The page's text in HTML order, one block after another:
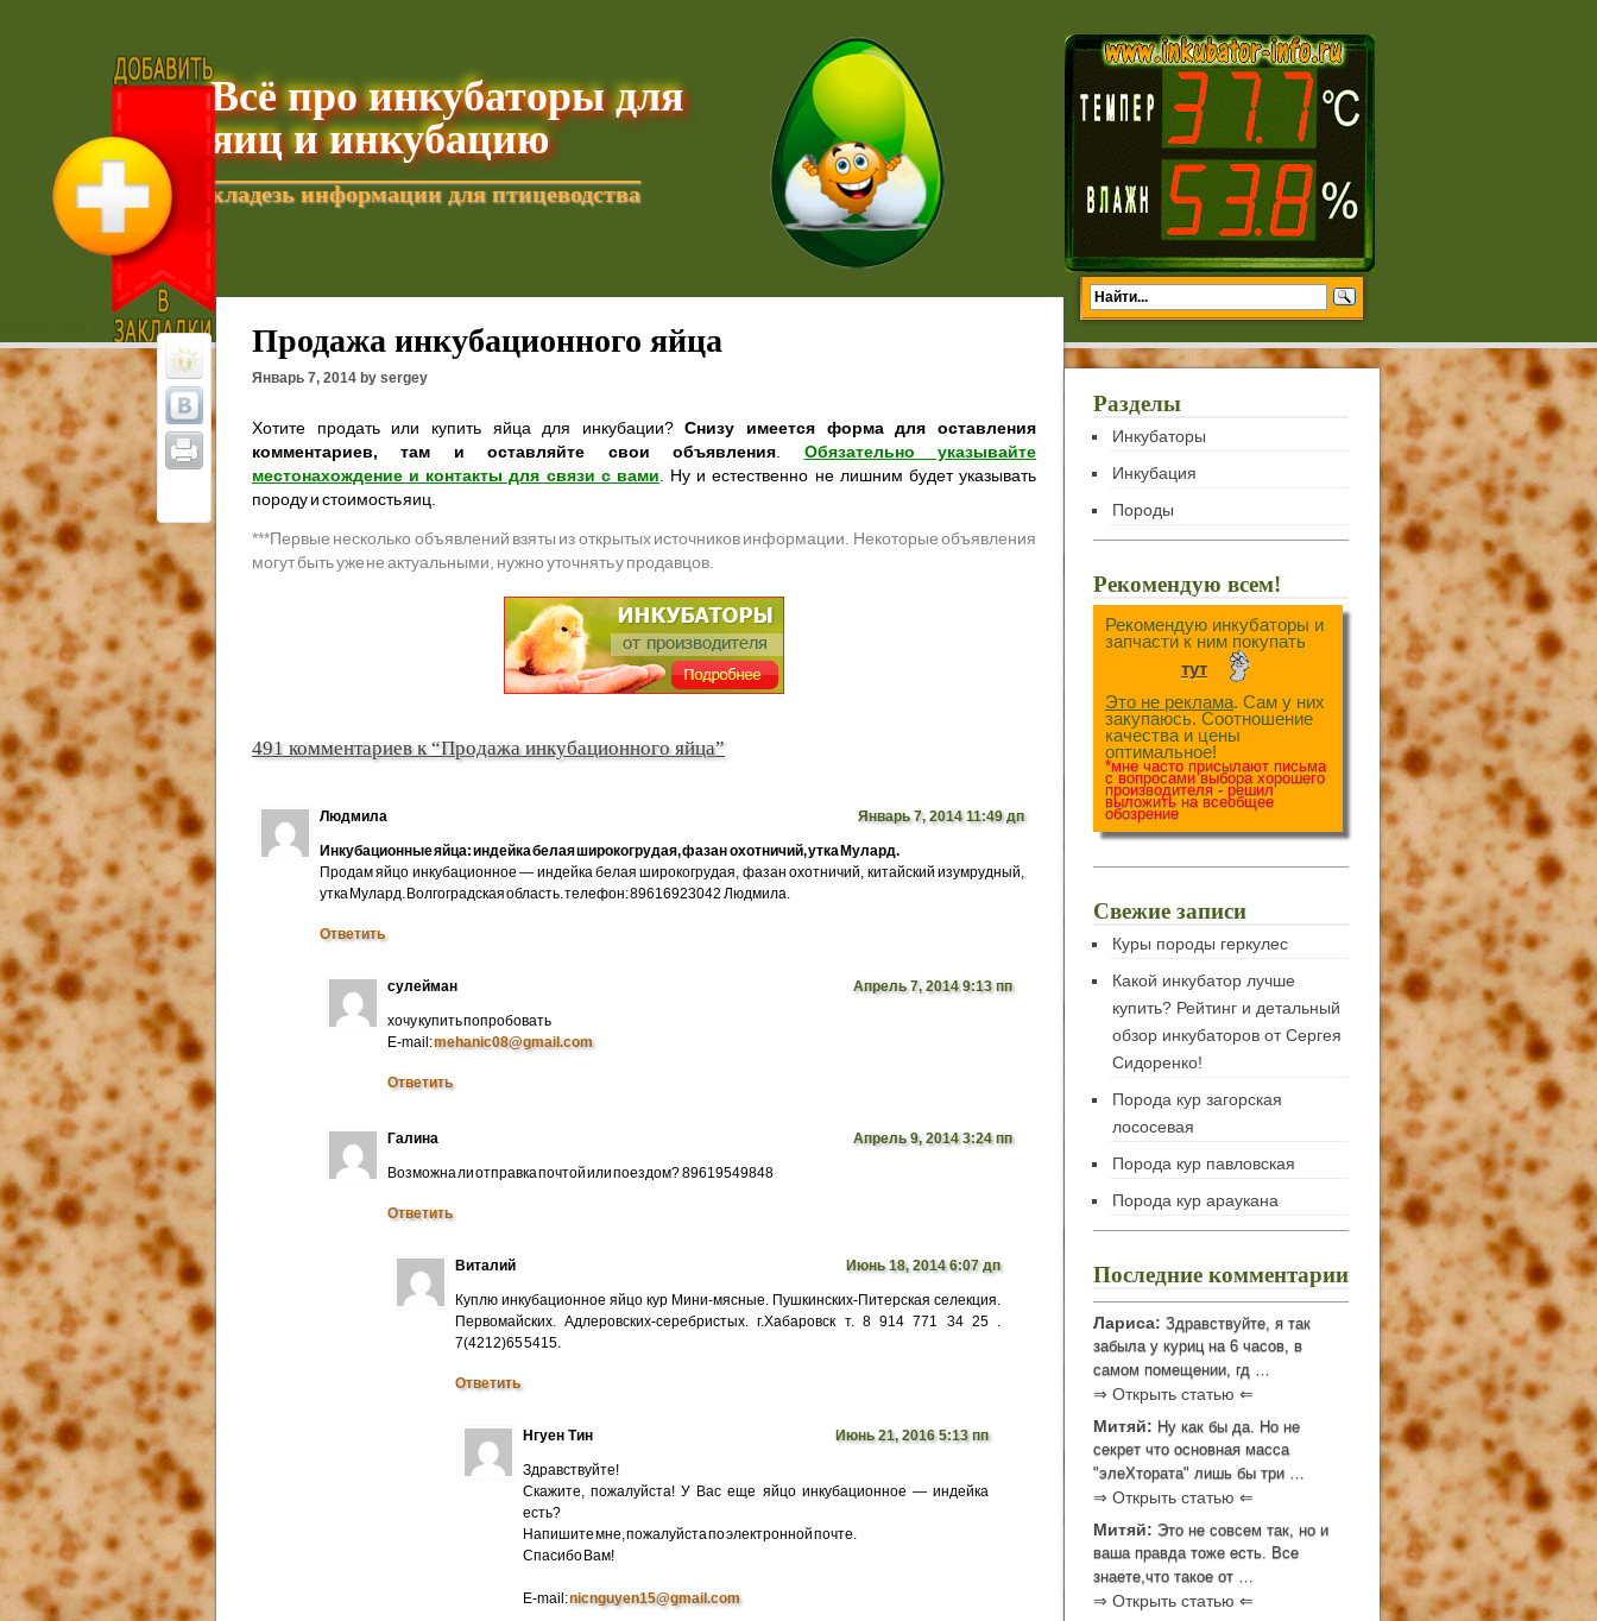
Всё про инкубаторы для
яиц и инкубацию
кладезь информации для птицеводства
Добавить текущую страницу в ИзбранноеПродажа инкубационного яйца
Январь 7, 2014 by sergey
Хотите продать или купить яйца для инкубации?Снизу имеется форма для оставления
комментариев, там и оставляйте свои объявления
Обязательно указывайте
местонахождение и контакты для связи с вами . Ну и естественно не лишним будет указывать
породу и стоимость яиц.
***Первые несколько объявлений взяты из открытых источников информации. Некоторые объявления
могут быть уже не актуальными, нужно уточнять у продавцов.
491 комментариев к “Продажа инкубационного яйца”
Людмила Январь 7, 2014 11:49 дп
Инкубационные яйца: индейка белая широкогрудая, фазан охотничий, утка Мулард.
Продам яйцо инкубационное — индейка белая широкогрудая, фазан охотничий, китайский изумрудный,
утка Мулард. Волгоградская область. телефон: 89616923042 Людмила.
Ответить
сулейман Апрель 7, 2014 9:13 пп
хочу купить попробовать
E-mail:mehanic08@gmail.com
Ответить
Галина Апрель 9, 2014 3:24 пп
Возможна ли отправка почтой или поездом? 89619549848
Ответить
Виталий Июнь 18, 2014 6:07 дп
Куплю инкубационное яйцо кур Мини-мясные. Пушкинских-Питерская селекция.
Первомайских. Адлеровских-серебристых. г.Хабаровск т. 8 914 771 34 25 .
7(4212)65 5415.
Ответить
Нгуен Тин Июнь 21, 2016 5:13 пп
Здравствуйте!
Скажите, пожалуйста! У Вас еще яйцо инкубационное — индейка
есть?
Напишите мне, пожалуйста по электронной почте.
Cпасибо Вам!
E-mail:nicnguyen15@gmail.com
Разделы
Инкубаторы
Инкубация
Породы
Рекомендую всем!
Рекомендую инкубаторы и
запчасти к ним покупать
тут
Это не реклама. Сам у них
закупаюсь. Соотношение
качества и цены
оптимальное!
*мне часто присылают письма
с вопросами выбора хорошего
производителя - решил
выложить на всеобщее
обозрение
Свежие записи
Куры породы геркулес
Какой инкубатор лучше
купить? Рейтинг и детальный
обзор инкубаторов от Сергея
Сидоренко!
Порода кур загорская
лососевая
Порода кур павловская
Порода кур араукана
Последние комментарии
Лариса: Здравствуйте, я так
забыла у куриц на 6 часов, в
самом помещении, гд …
⇒ Открыть статью ⇐
Митяй: Ну как бы да. Но не
секрет что основная масса
"элеХтората" лишь бы три …
⇒ Открыть статью ⇐
Митяй: Это не совсем так, но и
ваша правда тоже есть. Все
знаете,что такое от …
⇒ Открыть статью ⇐